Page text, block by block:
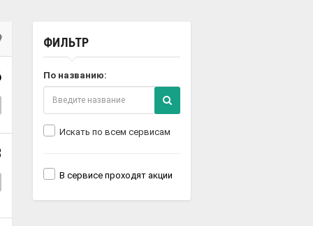
ФИЛЬТР
По названию:
Искать по всем сервисам
В сервисе проходят акции